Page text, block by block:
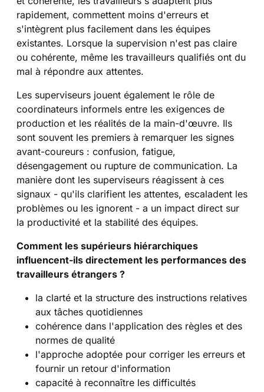
rapidement, commettent moins d'erreurs et
s'intègrent plus facilement dans les équipes
existantes. Lorsque la supervision n'est pas claire
ou cohérente, même les travailleurs qualifiés ont du
mal à répondre aux attentes.
Les superviseurs jouent également le rôle de
coordinateurs informels entre les exigences de
production et les réalités de la main-d'œuvre. Ils
sont souvent les premiers à remarquer les signes
avant-coureurs : confusion, fatigue,
désengagement ou rupture de communication. La
manière dont les superviseurs réagissent à ces
signaux - qu'ils clarifient les attentes, escaladent les
problèmes ou les ignorent - a un impact direct sur
la productivité et la stabilité des équipes.
Comment les supérieurs hiérarchiques
influencent-ils directement les performances des
travailleurs étrangers ?
la clarté et la structure des instructions relatives
aux tâches quotidiennes
cohérence dans l'application des règles et des
normes de qualité
l'approche adoptée pour corriger les erreurs et
fournir un retour d'information
capacité à reconnaître les difficultés